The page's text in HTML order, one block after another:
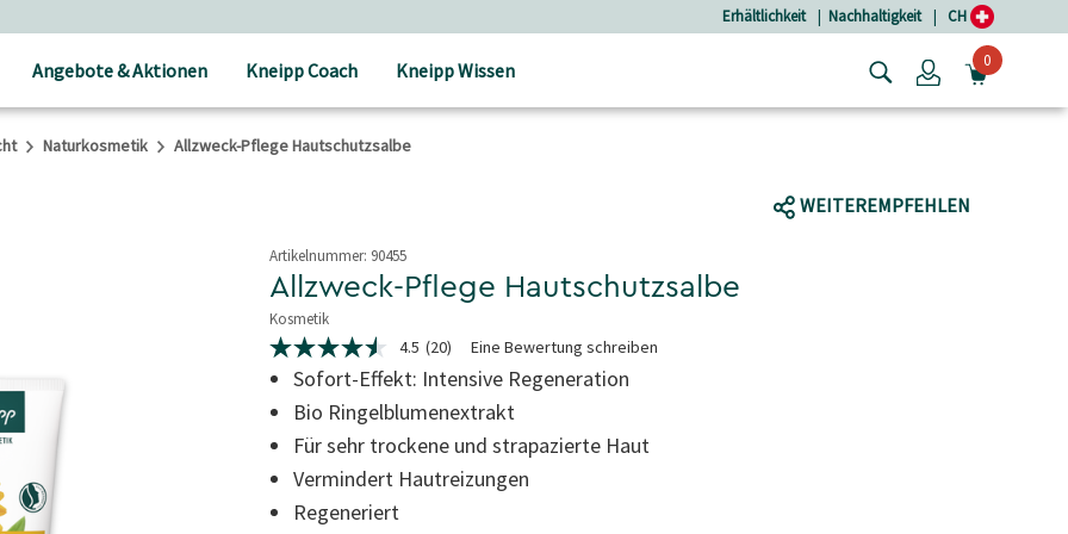
Erhältlichkeit | Nachhaltigkeit | CH
Angebote & Aktionen Kneipp Coach Kneipp Wissen Login0
Naturkosmetik Allzweck-Pflege Hautschutzsalbe
WEITEREMPFEHLEN
Artikelnummer: 90455
Allzweck-Pflege Hautschutzsalbe
Kosmetik
5 von 5 Sternen
4.5
von
Sternen,
durchschnittlicher
Bewertungswert.
Read
20
Reviews.
Link
4.5 (20) Eine Bewertung schreiben
Sofort-Effekt: Intensive Regeneration
Bio Ringelblumenextrakt
Für sehr trockene und strapazierte Haut
Vermindert Hautreizungen
Regeneriert